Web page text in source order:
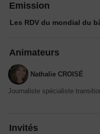
Emission
Les RDV du mondial du
Animateurs
Nathalie CROISÉ
Journaliste spécialiste
Invités